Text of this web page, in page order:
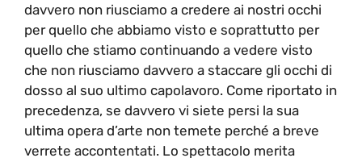
davvero non riusciamo a credere ai nostri occhi
per quello che abbiamo visto e soprattutto per
quello che stiamo continuando a vedere visto
che non riusciamo davvero a staccare gli occhi di
dosso al suo ultimo capolavoro. Come riportato in
precedenza, se davvero vi siete persi la sua
ultima opera d’arte non temete perché a breve
verrete accontentati. Lo spettacolo merita